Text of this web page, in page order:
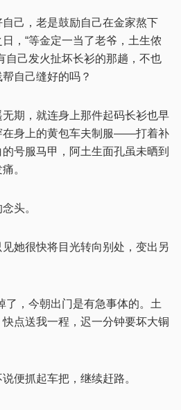
己，老是鼓励自己在金家熬下
，“等金定一当了老爷，土生侬
自己发火扯坏长衫的那趟，不也
自己缝好的吗？
期，就连身上那件起码长衫也早
在身上的黄包车夫制服——打着补
号服马甲，阿土生面孔虽未晒到
。
头。
她很快将目光转向别处，变出另
了，今朝出门是有急事体的。土
点送我一程，迟一分钟要坏大铜
便抓起车把，继续赶路。